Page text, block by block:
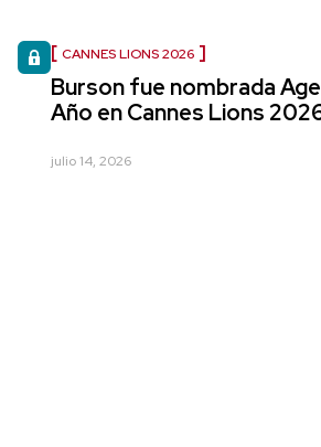
CANNES LIONS 2026
Burson fue nombrada
Año en Cannes Lions
julio 14, 2026